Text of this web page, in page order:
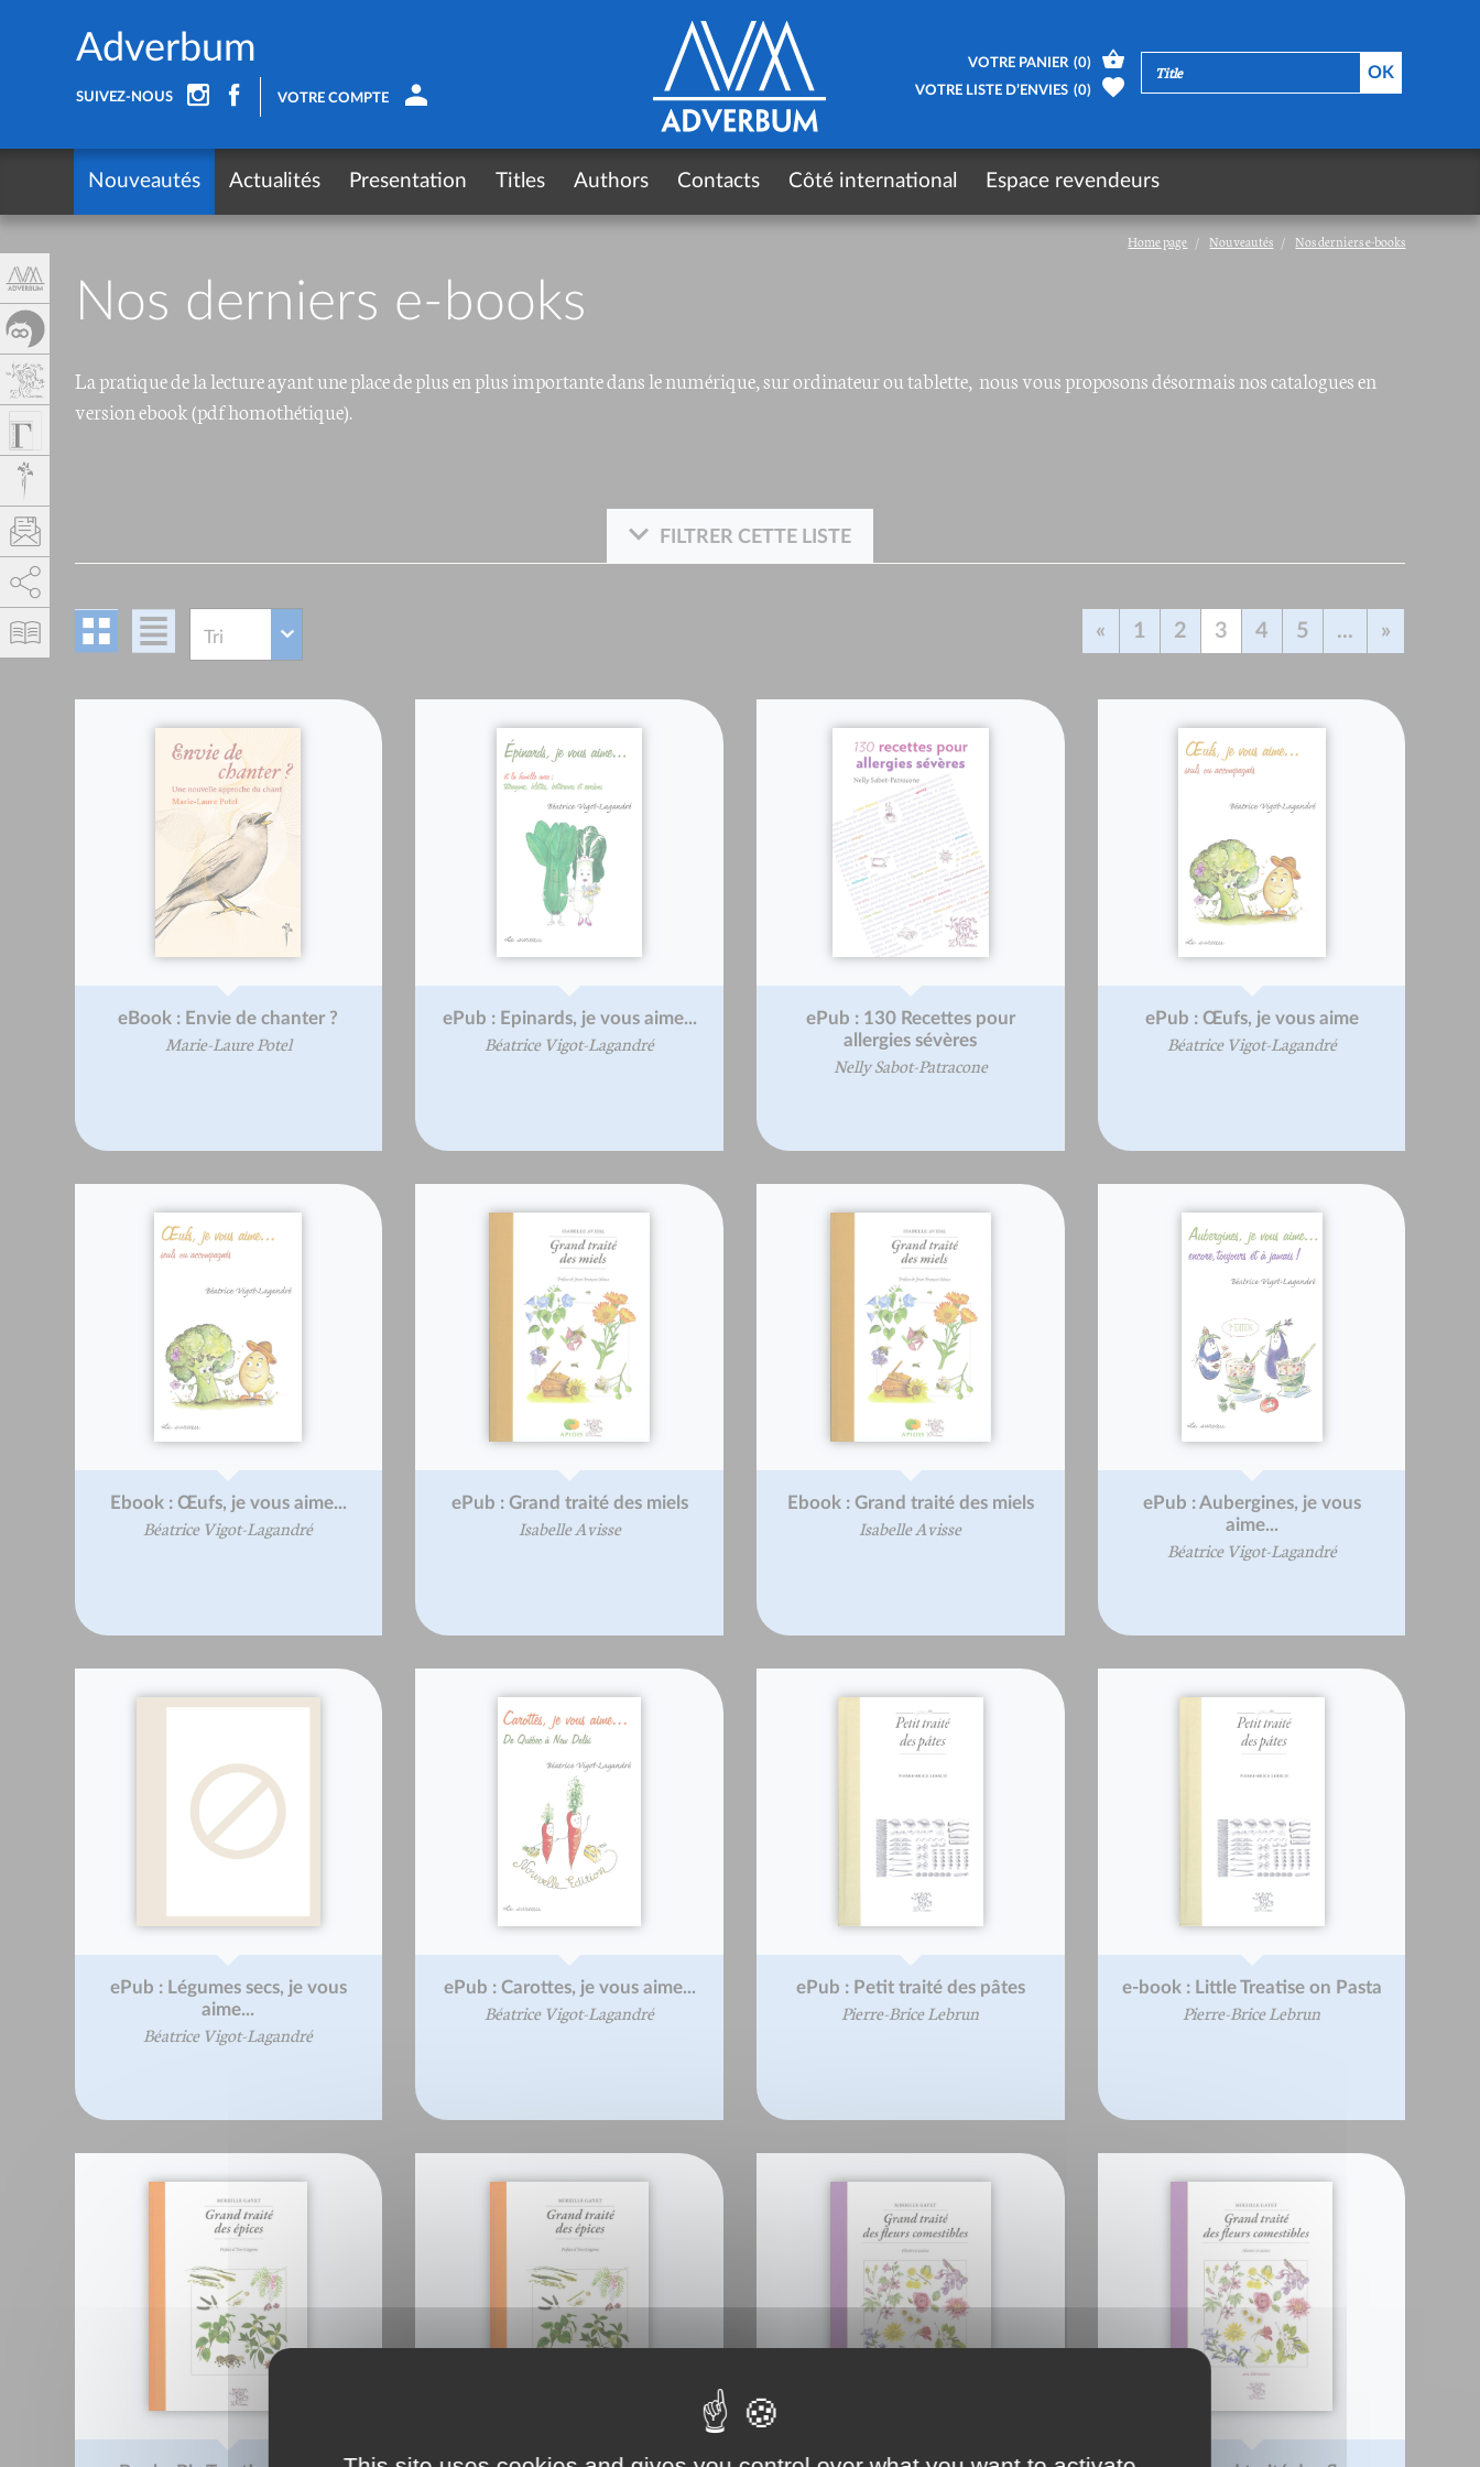
Home page Nouveautés Nos derniers e-books
Nos derniers e-books
La pratique de la lecture ayant une place de plus en plus importante dans le numérique, sur ordinateur ou tablette, nous vous proposons désormais nos catalogues en
version ebook (pdf homothétique).
FILTRER CETTE LISTE
« 1 2 3 4 5 ... »
eBook : Envie de chanter ?
Marie-Laure Potel
ePub : Epinards, je vous aime...
Béatrice Vigot-Lagandré
ePub : 130 Recettes pour
allergies sévères
Nelly Sabot-Patracone
ePub : Œufs, je vous aime
Béatrice Vigot-Lagandré
Ebook : Œufs, je vous aime...
Béatrice Vigot-Lagandré
ePub : Grand traité des miels
Isabelle Avisse
Ebook : Grand traité des miels
Isabelle Avisse
ePub : Aubergines, je vous
aime...
Béatrice Vigot-Lagandré
ePub : Légumes secs, je vous
aime...
Béatrice Vigot-Lagandré
ePub : Carottes, je vous aime...
Béatrice Vigot-Lagandré
ePub : Petit traité des pâtes
Pierre-Brice Lebrun
e-book : Little Treatise on Pasta
Pierre-Brice Lebrun
Adverbum
SUIVEZ-NOUS VOTRE COMPTE
VOTRE PANIER (0)
VOTRE LISTE D’ENVIES (0)
Nouveautés Actualités Presentation Titles Authors Contacts Côté international Espace revendeurs